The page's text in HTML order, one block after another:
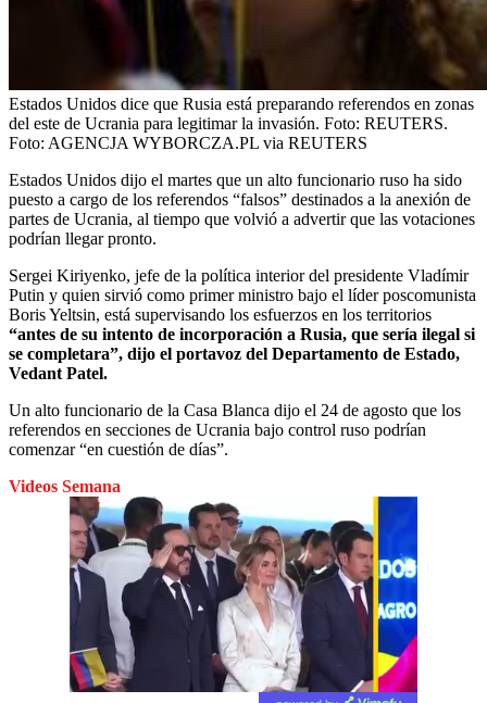
Estados Unidos dice que Rusia está preparando referendos en zonas
del este de Ucrania para legitimar la invasión. Foto: REUTERS.
Foto: AGENCJA WYBORCZA.PL via REUTERS
Estados Unidos dijo el martes que un alto funcionario ruso ha sido
puesto a cargo de los referendos “falsos” destinados a la anexión de
partes de Ucrania, al tiempo que volvió a advertir que las votaciones
podrían llegar pronto.
Sergei Kiriyenko, jefe de la política interior del presidente Vladímir
Putin y quien sirvió como primer ministro bajo el líder poscomunista
Boris Yeltsin, está supervisando los esfuerzos en los territorios
“antes de su intento de incorporación a Rusia, que sería ilegal si
se completara”, dijo el portavoz del Departamento de Estado,
Vedant Patel.
Un alto funcionario de la Casa Blanca dijo el 24 de agosto que los
referendos en secciones de Ucrania bajo control ruso podrían
comenzar “en cuestión de días”.
Videos Semana